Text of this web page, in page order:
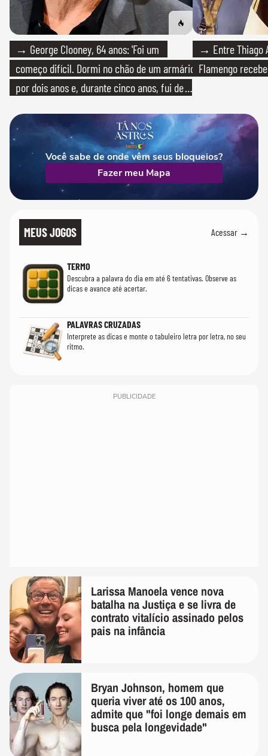
→ George Clooney, 64 anos: 'Foi um
começo difícil. Dormi no chão de um armário
por dois anos e, durante cinco anos, fui de
→ Entre Thiago
Flamengo
Você sabe de onde vêm seus bloqueios?
Fazer meu Mapa
MEUS JOGOS Acessar →
TERMO
Descubra a palavra do dia em até 6 tentativas. Observe as
dicas e avance até acertar.
PALAVRAS CRUZADAS
Interprete as dicas e monte o tabuleiro letra por letra, no seu
ritmo.
PUBLICIDADE
Larissa Manoela vence nova
batalha na Justiça e se livra de
contrato vitalício assinado pelos
pais na infância
Bryan Johnson, homem que
queria viver até os 100 anos,
admite que "foi longe demais em
busca pela longevidade"